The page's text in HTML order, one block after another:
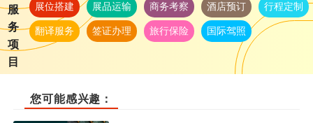
服
务
项
目
展位搭建 展品运输 商务考察 酒店预订 行程定制
翻译服务 签证办理 旅行保险 国际驾照
您可能感兴趣：